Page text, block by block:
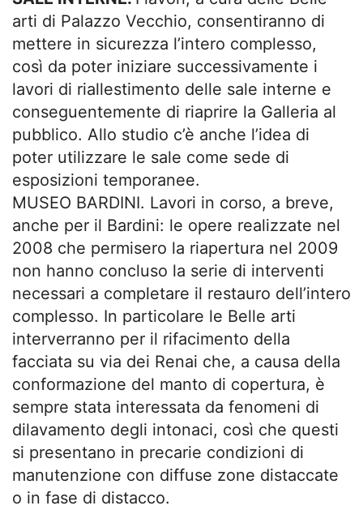
arti di Palazzo Vecchio, consentiranno di
mettere in sicurezza l’intero complesso,
così da poter iniziare successivamente i
lavori di riallestimento delle sale interne e
conseguentemente di riaprire la Galleria al
pubblico. Allo studio c’è anche l’idea di
poter utilizzare le sale come sede di
esposizioni temporanee.
MUSEO BARDINI. Lavori in corso, a breve,
anche per il Bardini: le opere realizzate nel
2008 che permisero la riapertura nel 2009
non hanno concluso la serie di interventi
necessari a completare il restauro dell’intero
complesso. In particolare le Belle arti
interverranno per il rifacimento della
facciata su via dei Renai che, a causa della
conformazione del manto di copertura, è
sempre stata interessata da fenomeni di
dilavamento degli intonaci, così che questi
si presentano in precarie condizioni di
manutenzione con diffuse zone distaccate
o in fase di distacco.